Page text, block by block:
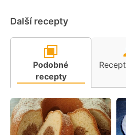
Další recepty
Podobné
recepty